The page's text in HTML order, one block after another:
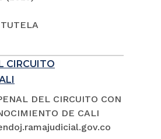
CIRCUITO
DEL CIRCUITO CON
DE CALI